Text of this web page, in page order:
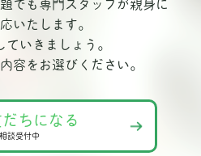
でも専門スタッフが親身に
いたします。
いきましょう。
容をお選びください。
ちになる
談受付中